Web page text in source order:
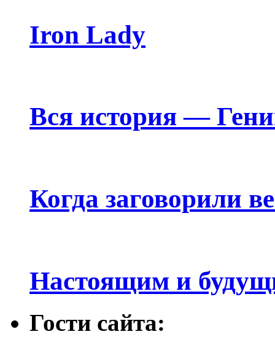
Iron Lady
Вся история —
Когда заговорили
Настоящим и
Гости сайта: